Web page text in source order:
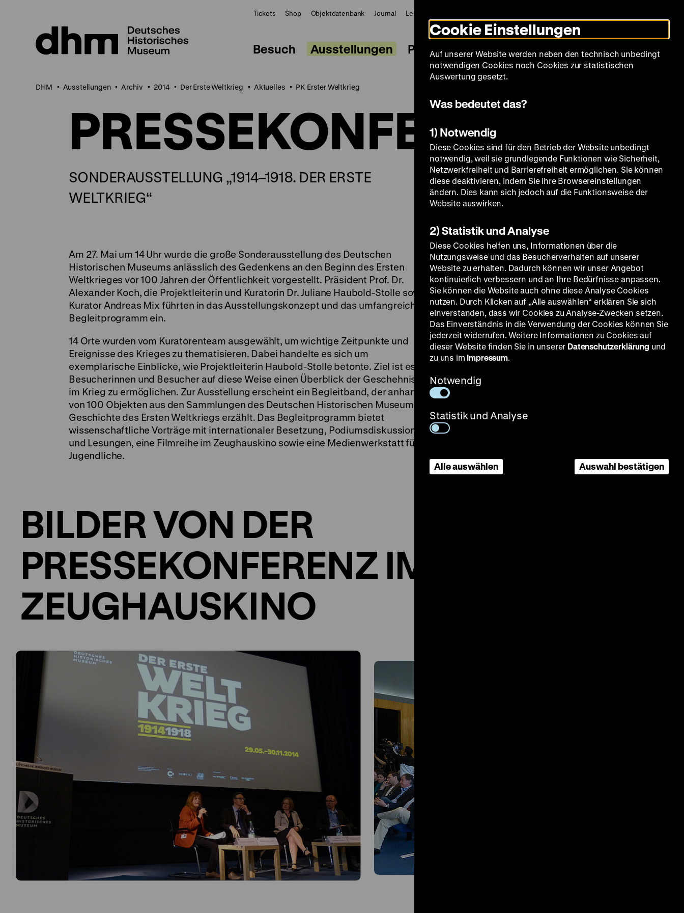
Seiteninhalt
springen
Tickets Shop Objektdatenbank Journal LeMO
Modus
umschalten
zum
Deutschen
Historischen
in
Deutscher
zum
Deutschen
Historischen
in
Leichter
Besuch Ausstellungen Programm Sammlung Bildung Museum
DHM Ausstellungen Archiv 2014 Der Erste Weltkrieg Aktuelles PK Erster Weltkrieg
PRESSEKONFERENZ
SONDERAUSSTELLUNG „1914–1918. DER ERSTE
WELTKRIEG“
Am 27. Mai um 14 Uhr wurde die große Sonderausstellung des Deutschen
Historischen Museums anlässlich des Gedenkens an den Beginn des Ersten
Weltkrieges vor 100 Jahren der Öffentlichkeit vorgestellt. Präsident Prof. Dr.
Alexander Koch, die Projektleiterin und Kuratorin Dr. Juliane Haubold-Stolle sowie
Kurator Andreas Mix führten in das Ausstellungskonzept und das umfangreiche
Begleitprogramm ein.
14 Orte wurden vom Kuratorenteam ausgewählt, um wichtige Zeitpunkte und
Ereignisse des Krieges zu thematisieren. Dabei handelte es sich um
exemplarische Einblicke, wie Projektleiterin Haubold-Stolle betonte. Ziel ist es,
Besucherinnen und Besucher auf diese Weise einen Überblick der Geschehnisse
im Krieg zu ermöglichen. Zur Ausstellung erscheint ein Begleitband, der anhand
von 100 Objekten aus den Sammlungen des Deutschen Historischen Museums die
Geschichte des Ersten Weltkriegs erzählt. Das Begleitprogramm bietet
wissenschaftliche Vorträge mit internationaler Besetzung, Podiumsdiskussionen
und Lesungen, eine Filmreihe im Zeughauskino sowie eine Medienwerkstatt für
Jugendliche.
BILDER VON DER
PRESSEKONFERENZ IM
ZEUGHAUSKINO
Cookie Einstellungen
Auf unserer Website werden neben den technisch unbedingt
notwendigen Cookies noch Cookies zur statistischen
Auswertung gesetzt.
Was bedeutet das?
1) Notwendig
Diese Cookies sind für den Betrieb der Website unbedingt
notwendig, weil sie grundlegende Funktionen wie Sicherheit,
Netzwerkfreiheit und Barrierefreiheit ermöglichen. Sie können
diese deaktivieren, indem Sie ihre Browsereinstellungen
ändern. Dies kann sich jedoch auf die Funktionsweise der
Website auswirken.
2) Statistik und Analyse
Diese Cookies helfen uns, Informationen über die
Nutzungsweise und das Besucherverhalten auf unserer
Website zu erhalten. Dadurch können wir unser Angebot
kontinuierlich verbessern und an Ihre Bedürfnisse anpassen.
Sie können die Website auch ohne diese Analyse Cookies
nutzen. Durch Klicken auf „Alle auswählen“ erklären Sie sich
einverstanden, dass wir Cookies zu Analyse-Zwecken setzen.
Das Einverständnis in die Verwendung der Cookies können Sie
jederzeit widerrufen. Weitere Informationen zu Cookies auf
dieser Website finden Sie in unserer Datenschutzerklärung und
zu uns im Impressum.
Notwendig
Statistik und Analyse
Alle auswählen Auswahl bestätigen